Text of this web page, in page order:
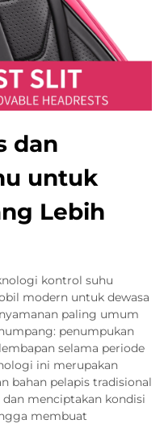
dan
untuk
Lebih
kontrol suhu
modern untuk dewasa
paling umum
penumpukan
selama periode
ini merupakan
bahan pelapis tradisional
menciptakan kondisi
membuat